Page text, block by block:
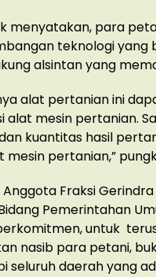
menyatakan, para
teknologi yang
alsintan yang
alat pertanian ini
alat mesin pertanian.
kuantitas hasil
pertanian,”
Fraksi
Pemerintahan
untuk
nasib para petani,
seluruh daerah yang